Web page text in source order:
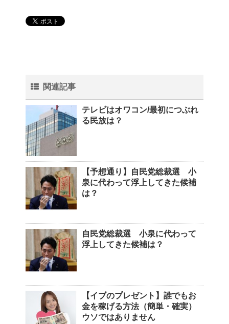
関連記事
テレビはオワコン/最初につぶれ
る民放は？
【予想通り】自民党総裁選 小
泉に代わって浮上してきた候補
は？
自民党総裁選 小泉に代わって
浮上してきた候補は？
【イブのプレゼント】誰でもお
金を稼げる方法（簡単・確実）
ウソではありません